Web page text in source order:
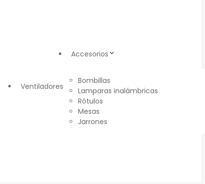
Ventiladores
Accesorios
Bombillas
Lamparas inalámbricas
Rótulos
Mesas
Jarrones